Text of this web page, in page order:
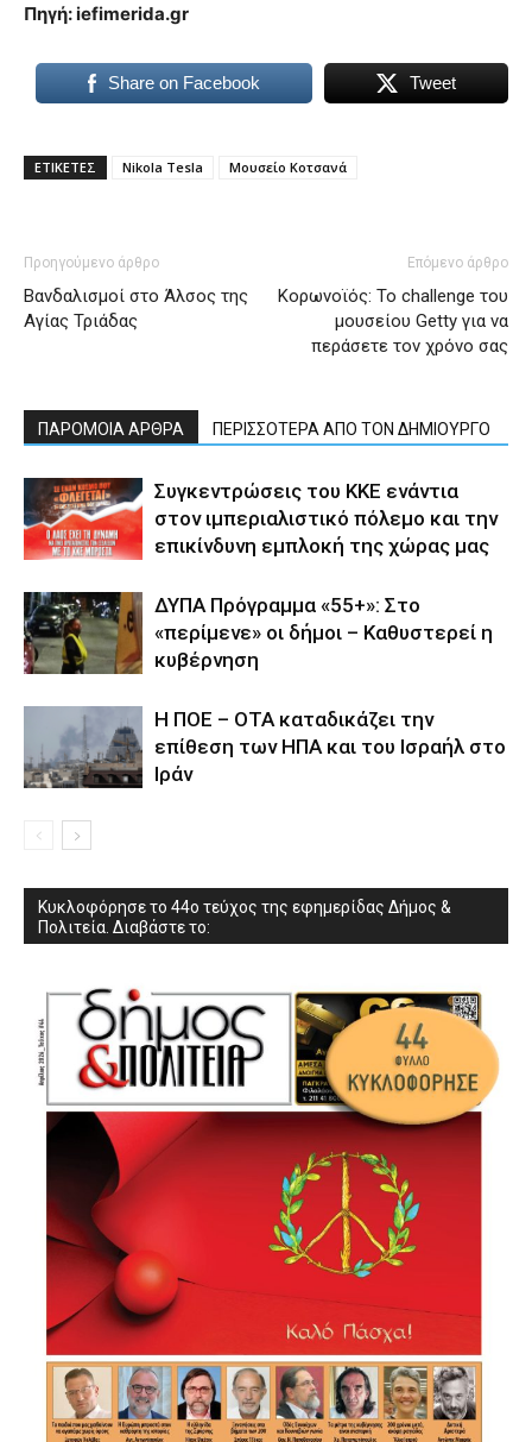
Πηγή: iefimerida.gr
Share on Facebook Tweet
ΕΤΙΚΕΤΕΣ Nikola Tesla Μουσείο Κοτσανά
Προηγούμενο άρθρο
Βανδαλισμοί στο Άλσος της
Αγίας Τριάδας
Επόμενο άρθρο
Κορωνοϊός: Το challenge του
μουσείου Getty για να
περάσετε τον χρόνο σας
ΠΑΡΟΜΟΙΑ ΑΡΘΡΑ ΠΕΡΙΣΣΟΤΕΡΑ ΑΠΟ ΤΟΝ ΔΗΜΙΟΥΡΓΟ
Συγκεντρώσεις του ΚΚΕ ενάντια
στον ιμπεριαλιστικό πόλεμο και την
επικίνδυνη εμπλοκή της χώρας μας
ΔΥΠΑ Πρόγραμμα «55+»: Στο
«περίμενε» οι δήμοι – Καθυστερεί η
κυβέρνηση
Η ΠΟΕ – ΟΤΑ καταδικάζει την
επίθεση των ΗΠΑ και του Ισραήλ στο
Ιράν
Κυκλοφόρησε το 44ο τεύχος της εφημερίδας Δήμος &
Πολιτεία. Διαβάστε το: